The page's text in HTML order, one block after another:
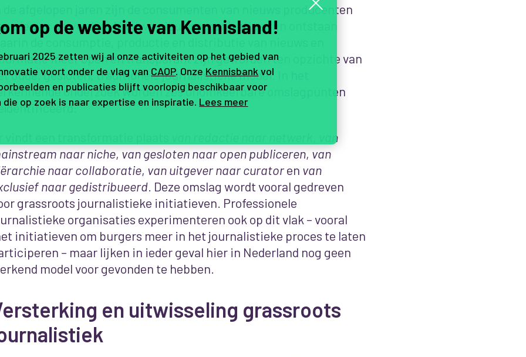
de afgelopen jaren zijn de consumenten van nieuws producenten
nieuws geworden. Nieuwe nieuwsorganisaties zijn ontstaan
de consumptie, productie en distributie van nieuws en
meer open en transparant zijn geworden ten opzichte van
oude, gesloten, traditionele journalistieke model. In het
onderzoek worden zes onomkeerbare omslagpunten
van
naar niche, van gesloten naar open publiceren, van
naar collaboratie, van uitgever naar curatoren van
naar gedistribueerd. Deze omslag wordt vooral gedreven
grassroots journalistieke initiatieven. Professionele
organisaties experimenteren ook op dit vlak – vooral
initiatieven om burgers meer in het journalistieke proces te laten
– maar lijken in ieder geval hier in Nederland nog geen
model voor gevonden te hebben.
en uitwisseling grassroots
op de website van Kennisland!
2025 zetten wij al onze activiteiten op het gebied van
voort onder de vlag van CAOP. Onze Kennisbankvol
en publicaties blijft voorlopig beschikbaar voor
die op zoek is naar expertise en inspiratie. Lees meer